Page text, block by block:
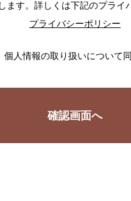
す。詳しくは下記のプライ
プライバシーポリシー
個人情報の取り扱いについて